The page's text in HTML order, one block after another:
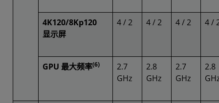
4K120/8Kp120
显示屏
4 / 2 4 / 2 4 / 2 4 /
GPU 最大频率(6)
2.7
GHz
2.8
GHz
2.7
GHz
2.8